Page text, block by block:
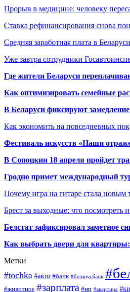
Прорыв в медицине: человеку
Ставка рефинансирования снова
Средняя заработная плата в
Уже завтра сотрудники
Где жители Беларуси
Как оптимизировать семейные
В Беларуси фиксируют
Как экономить на повседневных
Фестиваль искусств «Наши
В Сопоцкин 18 апреля пройдет
Гродно примет международный
Почему игра на гитаре стала новым
Брест за выходные: что посмотреть и
Белстат зафиксировал заметное
Как выбрать двери для квартиры:
Метки
#tochka #авто #банк #беларусбанк
#животное #зарплата #ип #квартира